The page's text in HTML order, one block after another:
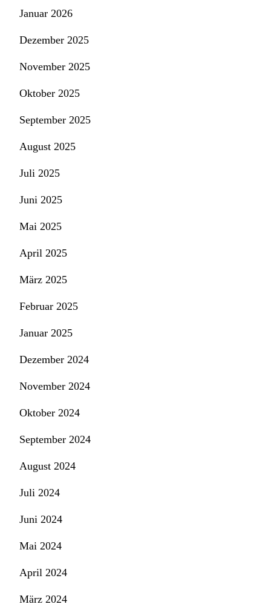
Januar 2026
Dezember 2025
November 2025
Oktober 2025
September 2025
August 2025
Juli 2025
Juni 2025
Mai 2025
April 2025
März 2025
Februar 2025
Januar 2025
Dezember 2024
November 2024
Oktober 2024
September 2024
August 2024
Juli 2024
Juni 2024
Mai 2024
April 2024
März 2024